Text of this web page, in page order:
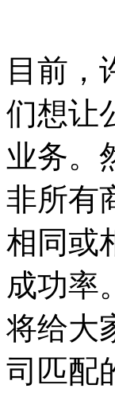
目前，
们想让
业务。
非所有
相同或
成功率
将给大
司匹配